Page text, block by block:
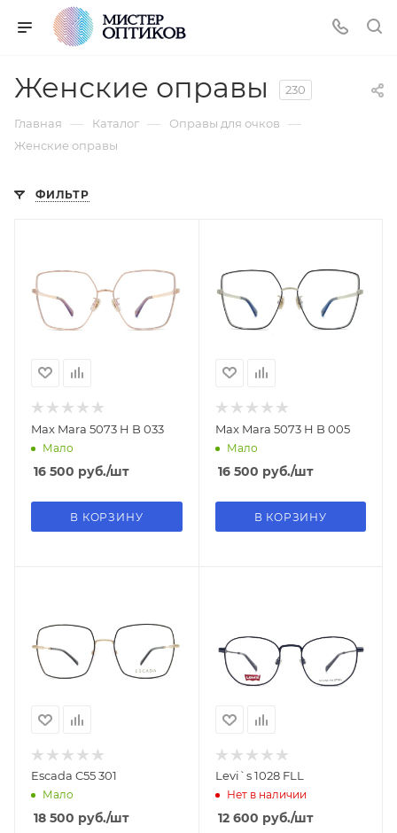
Женские оправы 230
Главная — Каталог — Оправы для очков —
Женские оправы
ФИЛЬТР
Max Mara 5073 H B 033
Мало
16 500 руб./шт
В КОРЗИНУ
Max Mara 5073 H B 005
Мало
16 500 руб./шт
В КОРЗИНУ
Escada C55 301
Мало
18 500 руб./шт
Levi`s 1028 FLL
Нет в наличии
12 600 руб./шт